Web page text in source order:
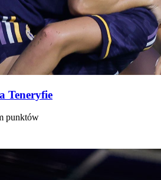
Teneryfie
punktów